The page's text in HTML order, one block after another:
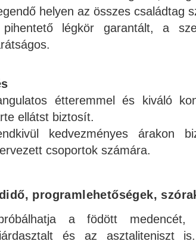
helyen az összes családtag
légkör garantált, a
étteremmel és kiváló
ellátst biztosít.
kedvezményes árakon
csoportok számára.
programlehetőségek,
a födött
és az asztaliteniszt